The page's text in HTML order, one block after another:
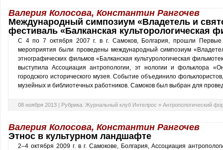
Валерия Колосова, Константин Рангочев
Международный симпозиум «Владетель и
фестиваль «Балканская культорологическая
C 4 по 7 октября 2007 г. в г. Самоков, Болгария, прошли
мероприятия были проведены международный симпозиум
этнографических фильмов «Балканская культурологическая
выступила Ассоциация антропологии, эт нологии и фольклора
городского исторического музея. Событие объединило
музейных и библиотечных работников. Самоков был выбран для
08 ноября 2013 | Рубрика: Журнальный клуб Интелрос » Антропологический
Валерия Колосова, Константин Рангочев
Этнос в культурном ландшафте
2–4 октября 2009 г. в г. Самокове, Болгария, Ассоциация